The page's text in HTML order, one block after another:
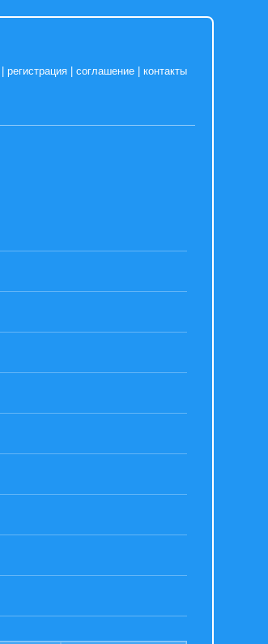
|регистрация |соглашение |контакты